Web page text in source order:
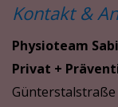
Kontakt &
Physioteam
Privat +
Günterstalstraße